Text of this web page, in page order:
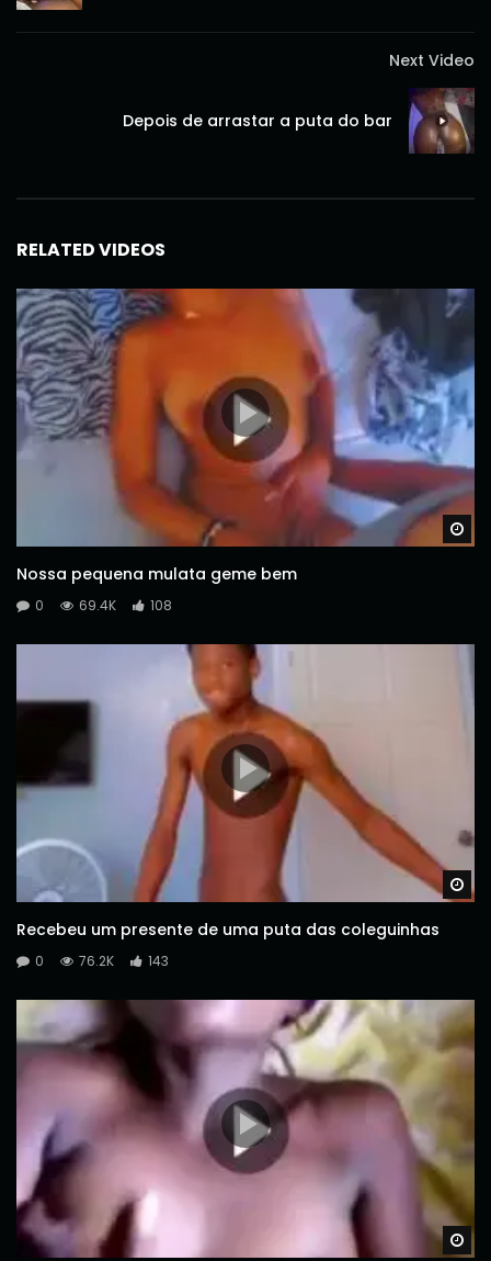
Next Video
Depois de arrastar a puta do bar
RELATED VIDEOS
Nossa pequena mulata geme bem
0 69.4K 108
Recebeu um presente de uma puta das coleguinhas
0 76.2K 143